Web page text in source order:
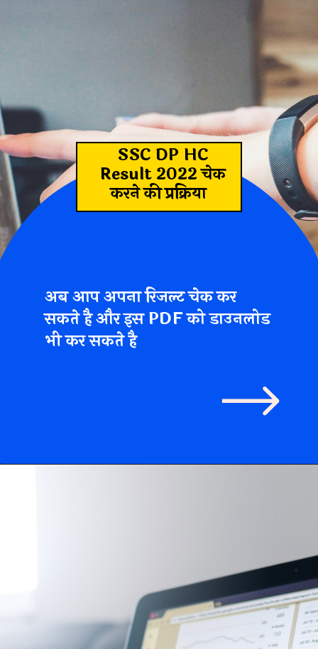
SSC DP HC
Result 2022 चेक
करने की प्रक्रिया
अब आपअपना रिजल्ट चेक कर
सकते है और इस PDF को डाउनलोड
भी कर सकते है